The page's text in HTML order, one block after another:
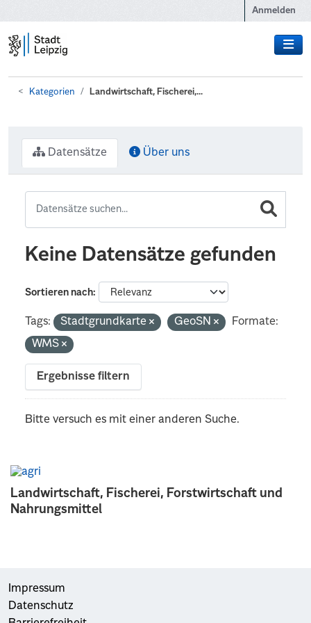
Anmelden
Kategorien Landwirtschaft, Fischerei,...
Landwirtschaft, Fischerei, Forstwirtschaft und
Nahrungsmittel
Datensätze Über uns
Keine Datensätze gefunden
Sortieren nach
Tags: Stadtgrundkarte GeoSN
Formate:
WMS
Ergebnisse filtern
Bitte versuch es mit einer anderen Suche.
Impressum
Datenschutz